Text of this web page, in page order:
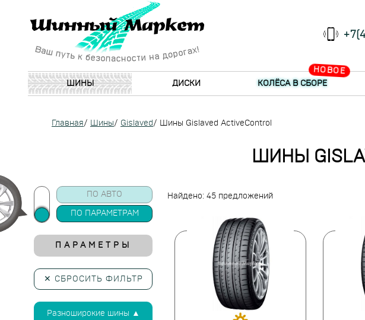
ШИНЫ ДИСКИ
НОВОЕ
КОЛЁСА В СБОРЕ
Главная/ Шины/ Gislaved/ Шины Gislaved ActiveControl
ШИНЫ
Найдено: 45 предложений
ПО АВТО
ПО ПАРАМЕТРАМ
ПАРАМЕТРЫ
✕ СБРОСИТЬ ФИЛЬТР
Разноширокие шины ▲